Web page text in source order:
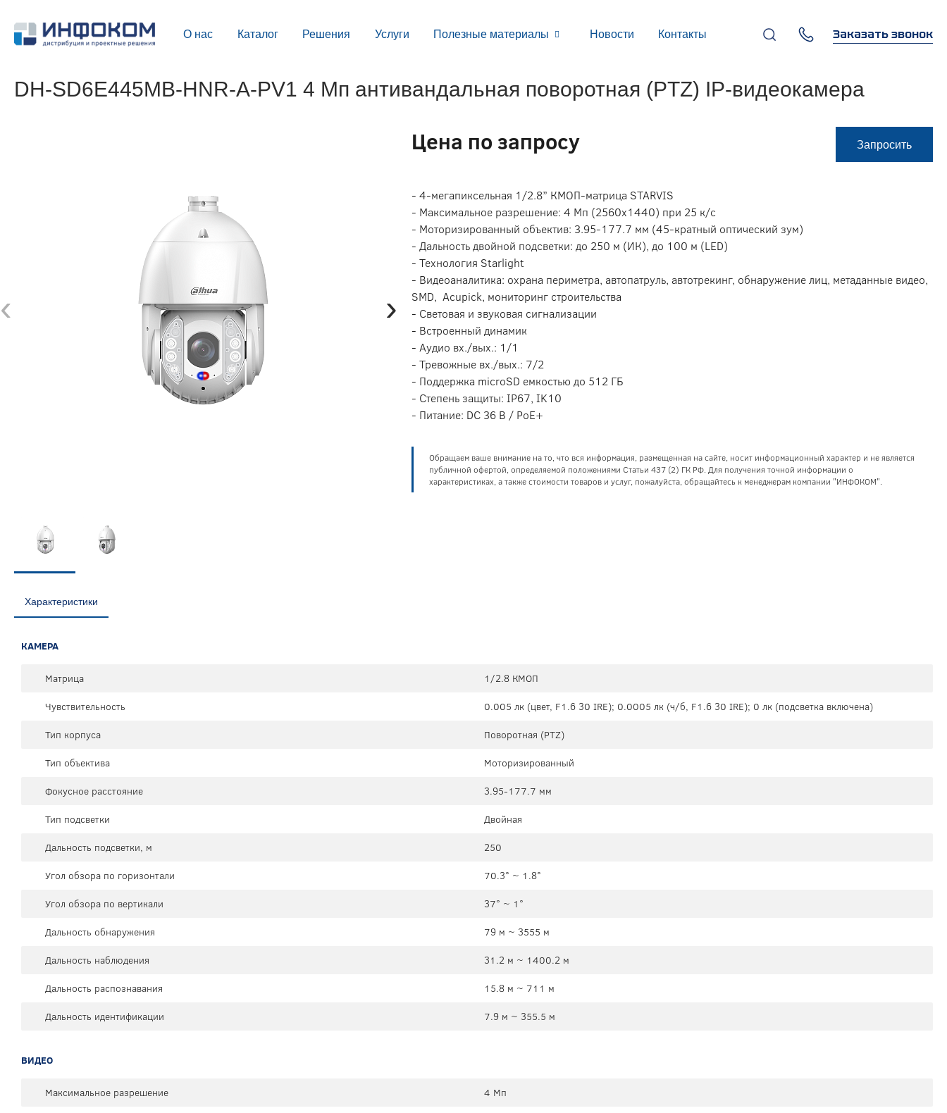
О нас Каталог Решения Услуги Полезные материалы Новости Контакты
г. Москва, 119270,
Лужнецкая наб., д. 6, стр. 1,
Заказать звонок
DH-SD6E445MB-HNR-A-PV1 4 Мп антивандальная поворотная (PTZ) IP-видеокамера
‹ ›
Цена по запросу Запросить
- 4-мегапиксельная 1/2.8” КМОП-матрица STARVIS
- Максимальное разрешение: 4 Мп (2560х1440) при 25 к/с
- Моторизированный объектив: 3.95-177.7 мм (45-кратный оптический зум)
- Дальность двойной подсветки: до 250 м (ИК), до 100 м (LED)
- Технология Starlight
- Видеоаналитика: охрана периметра, автопатруль, автотрекинг, обнаружение лиц, метаданные видео,
SMD, Acupick, мониторинг строительства
- Световая и звуковая сигнализации
- Встроенный динамик
- Аудио вх./вых.: 1/1
- Тревожные вх./вых.: 7/2
- Поддержка microSD емкостью до 512 ГБ
- Степень защиты: IP67, IK10
- Питание: DC 36 В / PoE+
Обращаем ваше внимание на то, что вся информация, размещенная на сайте, носит информационный характер и не является
публичной офертой, определяемой положениями Статьи 437 (2) ГК РФ. Для получения точной информации о
характеристиках, а также стоимости товаров и услуг, пожалуйста, обращайтесь к менеджерам компании "ИНФОКОМ".
Характеристики
КАМЕРА
Матрица
1/2.8 КМОП
Чувствительность
0.005 лк (цвет, F1.6 30 IRE); 0.0005 лк (ч/б, F1.6 30 IRE); 0 лк (подсветка включена)
Тип корпуса
Поворотная (PTZ)
Тип объектива
Моторизированный
Фокусное расстояние
3.95-177.7 мм
Тип подсветки
Двойная
Дальность подсветки, м
250
Угол обзора по горизонтали
70.3° ~ 1.8°
Угол обзора по вертикали
37° ~ 1°
Дальность обнаружения
79 м ~ 3555 м
Дальность наблюдения
31.2 м ~ 1400.2 м
Дальность распознавания
15.8 м ~ 711 м
Дальность идентификации
7.9 м ~ 355.5 м
ВИДЕО
Максимальное разрешение 4 Мп